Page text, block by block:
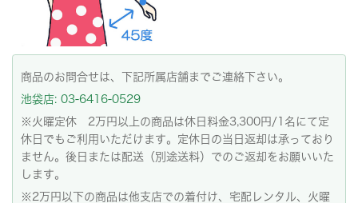
商品のお問合せは、下記所属店舗までご連絡下さい。
池袋店: 03-6416-0529
※火曜定休 2万円以上の商品は休日料金3,300円/1名にて定
休日でもご利用いただけます。定休日の当日返却は承っており
ません。後日または配送（別途送料）でのご返却をお願いいた
します。
※2万円以下の商品は他支店での着付け、宅配レンタル、火曜